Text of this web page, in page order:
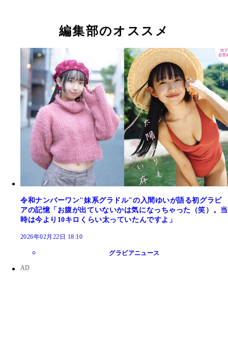
編集部のオススメ
令和ナンバーワン"妹系グラドル"の入間ゆいが語る初グラビ
アの記憶「お腹が出ていないかは気になっちゃった（笑）。当
時は今より10キロくらい太っていたんですよ」
2026年02月22日 18:10
グラビアニュース